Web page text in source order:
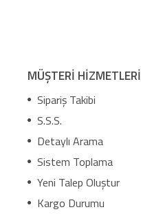
MÜŞTERİ HİZMETLERİ
Sipariş Takibi
S.S.S.
Detaylı Arama
Sistem Toplama
Yeni Talep Oluştur
Kargo Durumu